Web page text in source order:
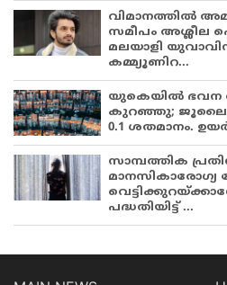
വിമാനത്തിൽ
സമീപം അശ്ലീല
മലയാളി
കമ്മ്യൂണിറ...
യുകെയിൽ ഭവന
കുറഞ്ഞു;
0.1 ശതമാനം.
സാമ്പത്തിക
പദ്ധതിയിട്ട് ...